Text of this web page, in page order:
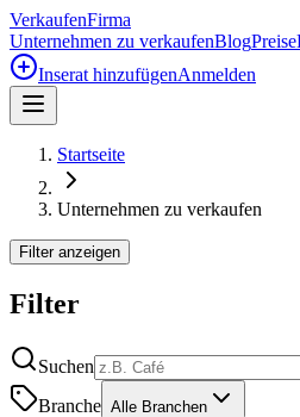
VerkaufenFirma
Unternehmen zu verkaufenBlogPreise
Inserat hinzufügenAnmelden
Startseite
Unternehmen zu verkaufen
Filter anzeigen
Filter
Suchen
Branche Alle Branchen